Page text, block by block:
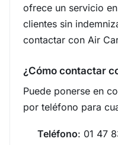
ofrece un servicio
clientes sin
contactar con Air
¿Cómo contactar
Puede ponerse en
por teléfono para
Teléfono: 01 47